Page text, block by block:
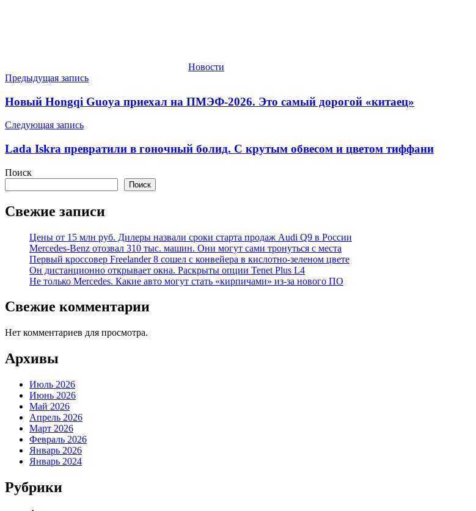
Новости
Навигация
по
Предыдущая запись
Новый Hongqi Guoya приехал на ПМЭФ-2026. Это самый дорогой «китаец»
Следующая запись
Lada Iskra превратили в гоночный болид. С крутым обвесом и цветом тиффани
Поиск
Поиск
Свежие записи
Цены от 15 млн руб. Дилеры назвали сроки старта продаж Audi Q9 в России
Mercedes-Benz отозвал 310 тыс. машин. Они могут сами тронуться с места
Первый кроссовер Freelander 8 сошел с конвейера в кислотно-зеленом цвете
Он дистанционно открывает окна. Раскрыты опции Tenet Plus L4
Не только Mercedes. Какие авто могут стать «кирпичами» из-за нового ПО
Свежие комментарии
Нет комментариев для просмотра.
Архивы
Июль 2026
Июнь 2026
Май 2026
Апрель 2026
Март 2026
Февраль 2026
Январь 2026
Январь 2024
Рубрики